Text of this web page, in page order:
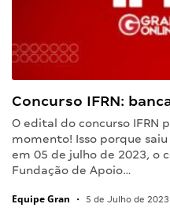
Concurso IFRN:
O edital do concurso IFRN
momento! Isso porque
em 05 de julho de 2023, o
Fundação de Apoio…
Equipe Gran • 5 de Julho de 2023